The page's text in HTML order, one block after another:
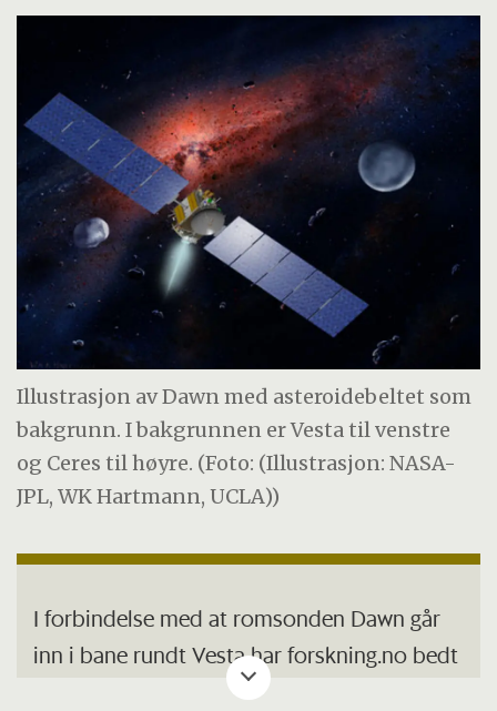
Illustrasjon av Dawn med asteroidebeltet som
bakgrunn. I bakgrunnen er Vesta til venstre
og Ceres til høyre. (Foto: (Illustrasjon: NASA-
JPL, WK Hartmann, UCLA))
I forbindelse med at romsonden Dawn går
inn i bane rundt Vesta har forskning.no bedt
Reidar Trønnes om å skrive en sak om